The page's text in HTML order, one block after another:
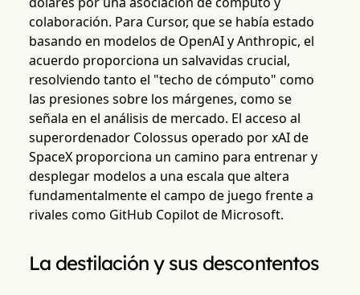
colaboración. Para Cursor, que se había estado
basando en modelos de OpenAI y Anthropic, el
acuerdo proporciona un salvavidas crucial,
resolviendo tanto el "techo de cómputo" como
las presiones sobre los márgenes, como se
señala en el análisis de mercado. El acceso al
superordenador Colossus operado por xAI de
SpaceX proporciona un camino para entrenar y
desplegar modelos a una escala que altera
fundamentalmente el campo de juego frente a
rivales como GitHub Copilot de Microsoft.
La destilación y sus descontentos